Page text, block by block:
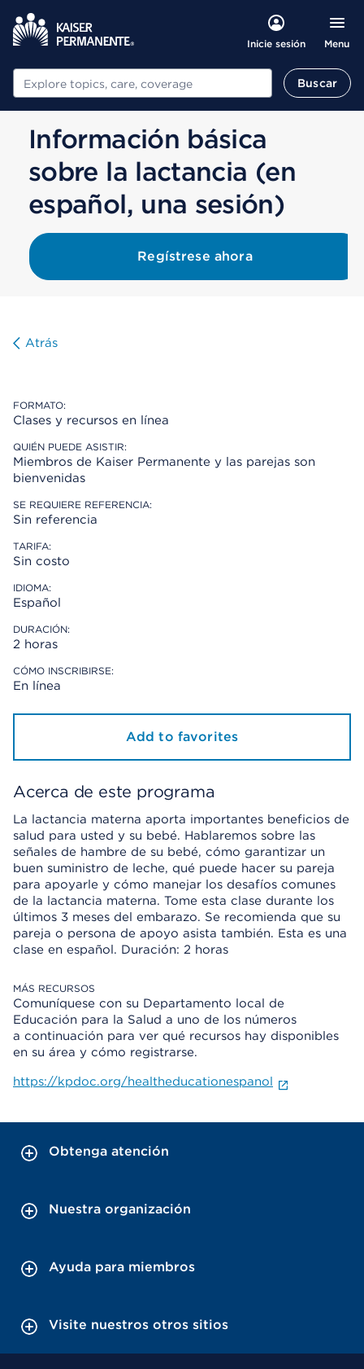
Inicie sesión Menu
Buscar Buscar
Información básica
sobre la lactancia (en
español, una sesión)
Regístrese ahora
Atrás
FORMATO:
Clases y recursos en línea
QUIÉN PUEDE ASISTIR:
Miembros de Kaiser Permanente y las parejas son
bienvenidas
SE REQUIERE REFERENCIA:
Sin referencia
TARIFA:
Sin costo
IDIOMA:
Español
DURACIÓN:
2 horas
CÓMO INSCRIBIRSE:
En línea
Add to favorites
Acerca de este programa
La lactancia materna aporta importantes beneficios de
salud para usted y su bebé. Hablaremos sobre las
señales de hambre de su bebé, cómo garantizar un
buen suministro de leche, qué puede hacer su pareja
para apoyarle y cómo manejar los desafíos comunes
de la lactancia materna. Tome esta clase durante los
últimos 3 meses del embarazo. Se recomienda que su
pareja o persona de apoyo asista también. Esta es una
clase en español. Duración: 2 horas
MÁS RECURSOS
Comuníquese con su Departamento local de
Educación para la Salud a uno de los números
a continuación para ver qué recursos hay disponibles
en su área y cómo registrarse.
https://kpdoc.org/healtheducationespanol
Obtenga atención
Nuestra organización
Ayuda para miembros
Visite nuestros otros sitios